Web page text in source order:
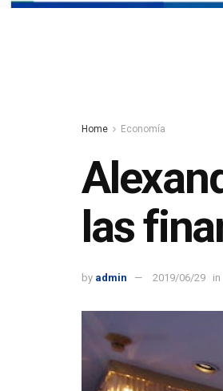
Home Economía
las
by admin 2019/06/29 in